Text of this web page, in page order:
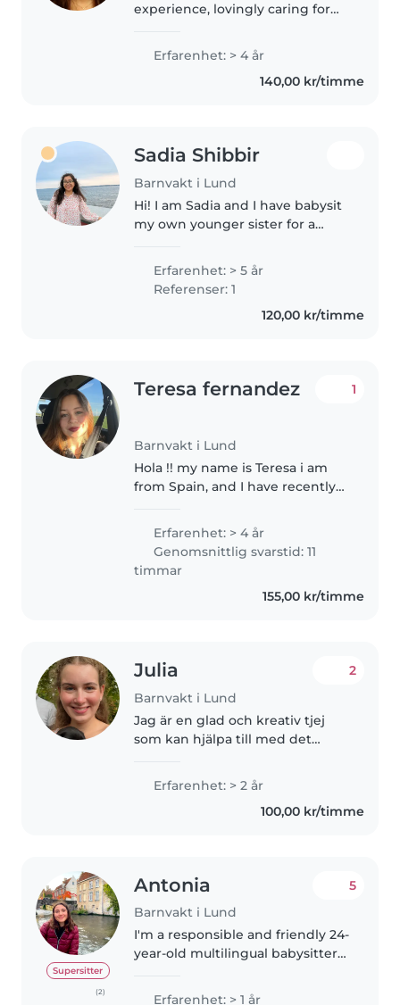
experience, lovingly caring for
background in support and
education, I love reading aloud,
playing games, and helping
Erfarenhet: > 4 år
140,00 kr/timme
Sadia Shibbir
Barnvakt i Lund
Hi! I am Sadia and I have babysit
my own younger sister for a
family, so I also took care of my
other siblings. Moreover, I have
an experience of home..
Erfarenhet: > 5 år
Referenser: 1
120,00 kr/timme
Teresa fernandez
Barnvakt i Lund
1
Hola !! my name is Teresa i am
from Spain, and I have recently
looking for a part-time nanny
job. I have previous experience
as an au pair in Ireland,..
Erfarenhet: > 4 år
Genomsnittlig svarstid: 11
timmar
155,00 kr/timme
Julia
Barnvakt i Lund
2
Jag är en glad och kreativ tjej
som kan hjälpa till med det
roligt att hitta på aktiviteter med
barnen jag passar, både inomhus
och utomhus. Jag har..
Erfarenhet: > 2 år
100,00 kr/timme
Supersitter
(2)
Antonia
Barnvakt i Lund
5
I'm a responsible and friendly 24-
year-old multilingual babysitter
for babies, toddlers, and
Erfarenhet: > 1 år